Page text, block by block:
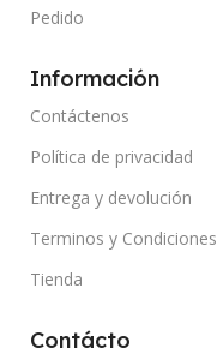
Pedido
Información
Contáctenos
Política de privacidad
Entrega y devolución
Terminos y Condiciones
Tienda
Contácto